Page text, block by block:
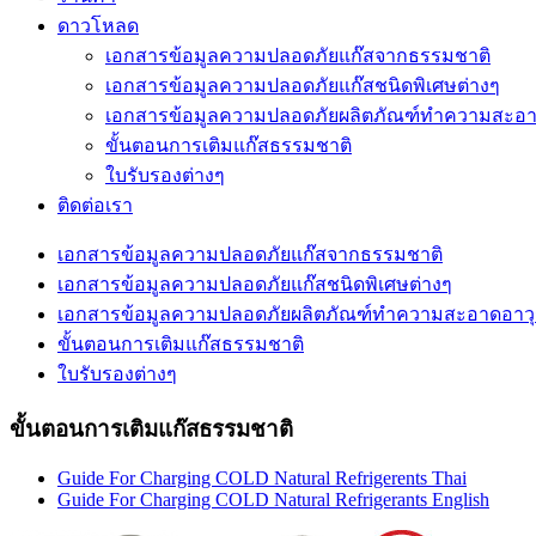
ดาวโหลด
เอกสารข้อมูลความปลอดภัยแก๊สจากธรรมชาติ
เอกสารข้อมูลความปลอดภัยแก๊สชนิดพิเศษต่างๆ
เอกสารข้อมูลความปลอดภัยผลิตภัณฑ์ทำความสะอ
ขั้นตอนการเติมแก๊สธรรมชาติ
ใบรับรองต่างๆ
ติดต่อเรา
เอกสารข้อมูลความปลอดภัยแก๊สจากธรรมชาติ
เอกสารข้อมูลความปลอดภัยแก๊สชนิดพิเศษต่างๆ
เอกสารข้อมูลความปลอดภัยผลิตภัณฑ์ทำความสะอาดอา
ขั้นตอนการเติมแก๊สธรรมชาติ
ใบรับรองต่างๆ
ขั้นตอนการเติมแก๊สธรรมชาติ
Guide For Charging COLD Natural Refrigerents Thai
Guide For Charging COLD Natural Refrigerants English